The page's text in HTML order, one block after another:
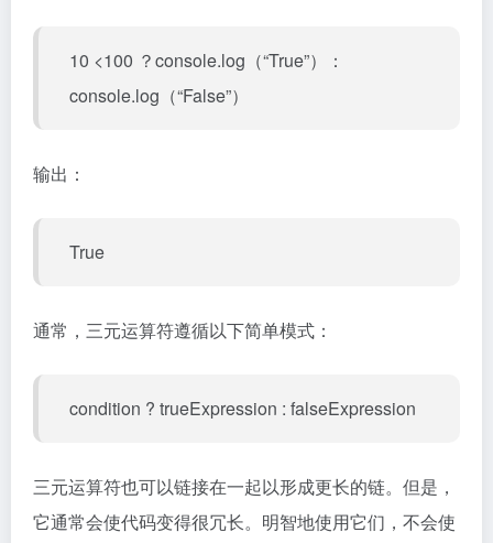
10 <100 ？console.log（“True”）：
console.log（“False”）
输出：
True
通常，三元运算符遵循以下简单模式：
condition ? trueExpression : falseExpression
三元运算符也可以链接在一起以形成更长的链。但是，
它通常会使代码变得很冗长。明智地使用它们，不会使